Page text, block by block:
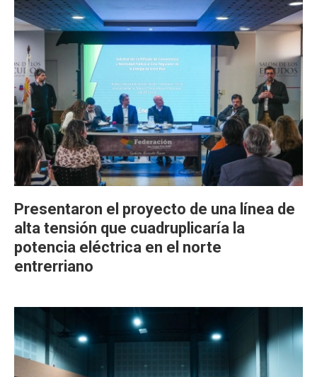
Presentaron el proyecto de una línea de
alta tensión que cuadruplicaría la
potencia eléctrica en el norte
entrerriano